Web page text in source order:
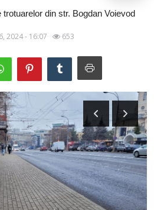
din str. Bogdan Voievod
2024 - 16:07 653